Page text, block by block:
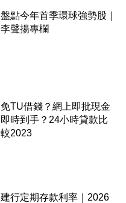
盤點今年首季環球強勢股｜
李聲揚專欄
免TU借錢？網上即批現金
即時到手？24小時貸款比
較2023
建行定期存款利率｜2026